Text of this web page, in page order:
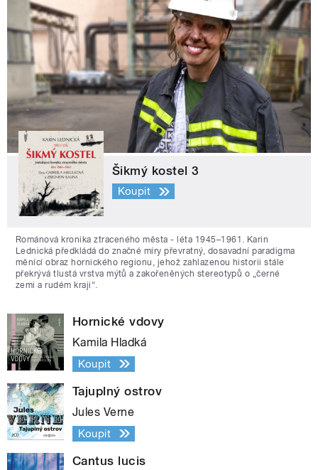
Šikmý kostel 3
Koupit
Románová kronika ztraceného města - léta 1945–1961. Karin
Lednická předkládá do značné míry převratný, dosavadní paradigma
měnící obraz hornického regionu, jehož zahlazenou historii stále
překrývá tlustá vrstva mýtů a zakořeněných stereotypů o „černé
zemi a rudém kraji“.
Hornické vdovy
Kamila Hladká
Koupit
Tajuplný ostrov
Jules Verne
Koupit
Cantus lucis